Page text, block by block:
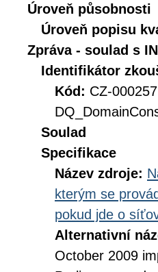
Úroveň působnosti
Úroveň popisu
Zpráva - soulad s
Identifikátor
Kód: CZ-
Soulad
Specifikace
Název zdroje:
kterým se
pokud jde o
Alternativní
October 2009